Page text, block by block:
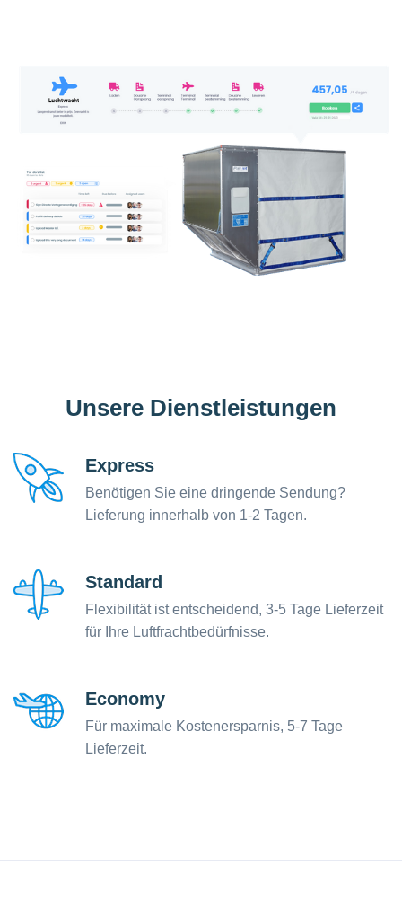
Unsere Dienstleistungen
Express
Benötigen Sie eine dringende Sendung?
Lieferung innerhalb von 1-2 Tagen.
Standard
Flexibilität ist entscheidend, 3-5 Tage Lieferzeit
für Ihre Luftfrachtbedürfnisse.
Economy
Für maximale Kostenersparnis, 5-7 Tage
Lieferzeit.